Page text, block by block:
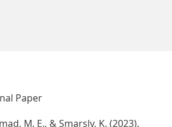
Paper
M. E., & Smarsly, K. (2023).